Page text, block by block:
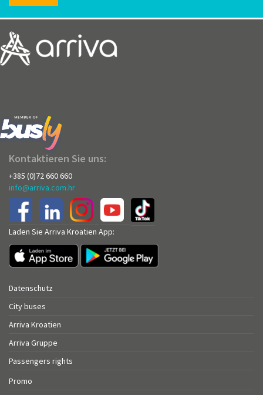
Kontaktieren Sie uns:
+385 (0)72 660 660
info@arriva.com.hr
Laden Sie Arriva Kroatien App:
Datenschutz
City buses
Arriva Kroatien
Arriva Gruppe
Passengers rights
Promo